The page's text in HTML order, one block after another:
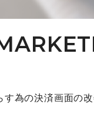
す為の決済画面の